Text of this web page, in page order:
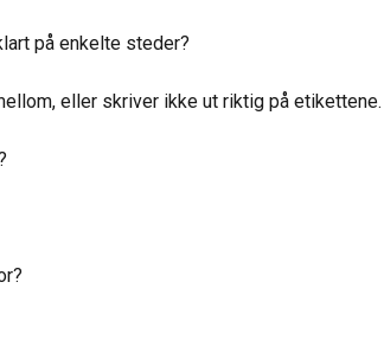
på enkelte steder?
eller skriver ikke ut riktig på etikettene.